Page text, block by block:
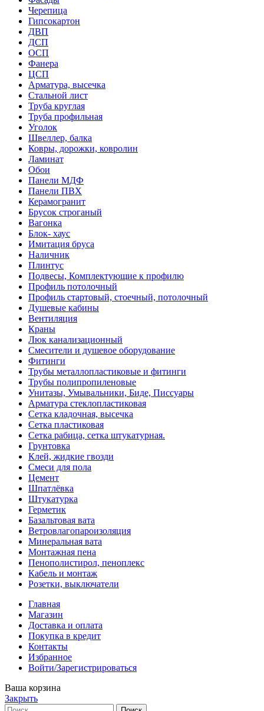
Черепица
Гипсокартон
ДВП
ДСП
ОСП
Фанера
ЦСП
Арматура, высечка
Стальной лист
Труба круглая
Труба профильная
Уголок
Швеллер, балка
Ковры, дорожки, ковролин
Ламинат
Обои
Панели МДФ
Панели ПВХ
Керамогранит
Брусок строганый
Вагонка
Блок- хаус
Имитация бруса
Наличник
Плинтус
Подвесы, Комплектующие к профилю
Профиль потолочный
Профиль стартовый, стоечный, потолочный
Душевые кабины
Вентиляция
Краны
Люк канализационный
Смесители и душевое оборудование
Фитинги
Трубы металлопластиковые и фитинги
Трубы полипропиленовые
Унитазы, Умывальники, Биде, Писсуары
Арматура стеклопластиковая
Сетка кладочная, высечка
Сетка пластиковая
Сетка рабица, сетка штукатурная.
Грунтовка
Клей, жидкие гвозди
Смеси для пола
Цемент
Шпатлёвка
Штукатурка
Герметик
Базальтовая вата
Ветровлагопароизоляция
Минеральная вата
Монтажная пена
Пенополистирол, пеноплекс
Кабель и монтаж
Розетки, выключатели
Главная
Магазин
Доставка и оплата
Покупка в кредит
Контакты
Избранное
Войти/Зарегистрироваться
Ваша корзина
Закрыть